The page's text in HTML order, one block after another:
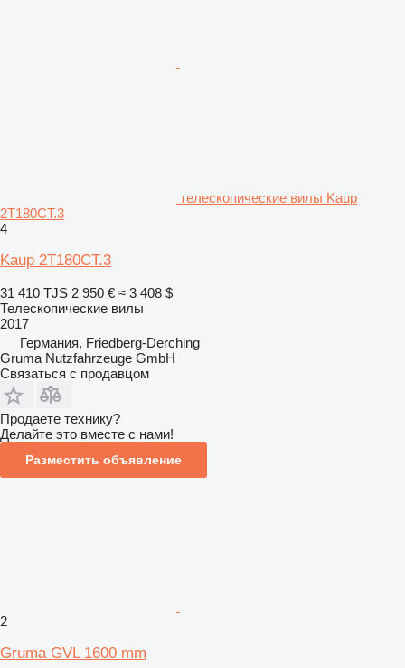
телескопические вилы Kaup
2T180CT.3
4
Kaup 2T180CT.3
31 410 TJS 2 950 € ≈ 3 408 $
Телескопические вилы
2017
Германия, Friedberg-Derching
Gruma Nutzfahrzeuge GmbH
Связаться с продавцом
Продаете технику?
Делайте это вместе с нами!
Разместить объявление
2
Gruma GVL 1600 mm